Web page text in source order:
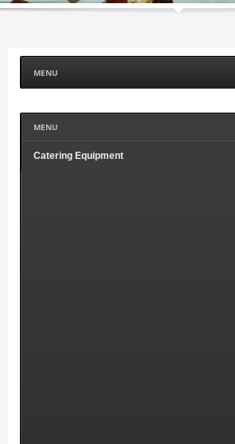
MENU
MENU
Catering Equipment